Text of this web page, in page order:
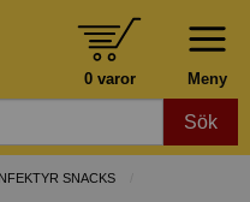
Meny
0 varor
Sök
SNACKS